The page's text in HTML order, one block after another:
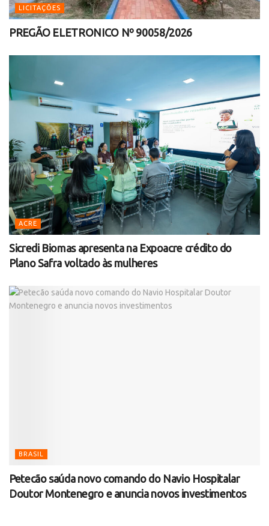
LICITAÇÕES
PREGÃO ELETRONICO Nº 90058/2026
ACRE
Sicredi Biomas apresenta na Expoacre crédito do
Plano Safra voltado às mulheres
BRASIL
Petecão saúda novo comando do Navio Hospitalar
Doutor Montenegro e anuncia novos investimentos